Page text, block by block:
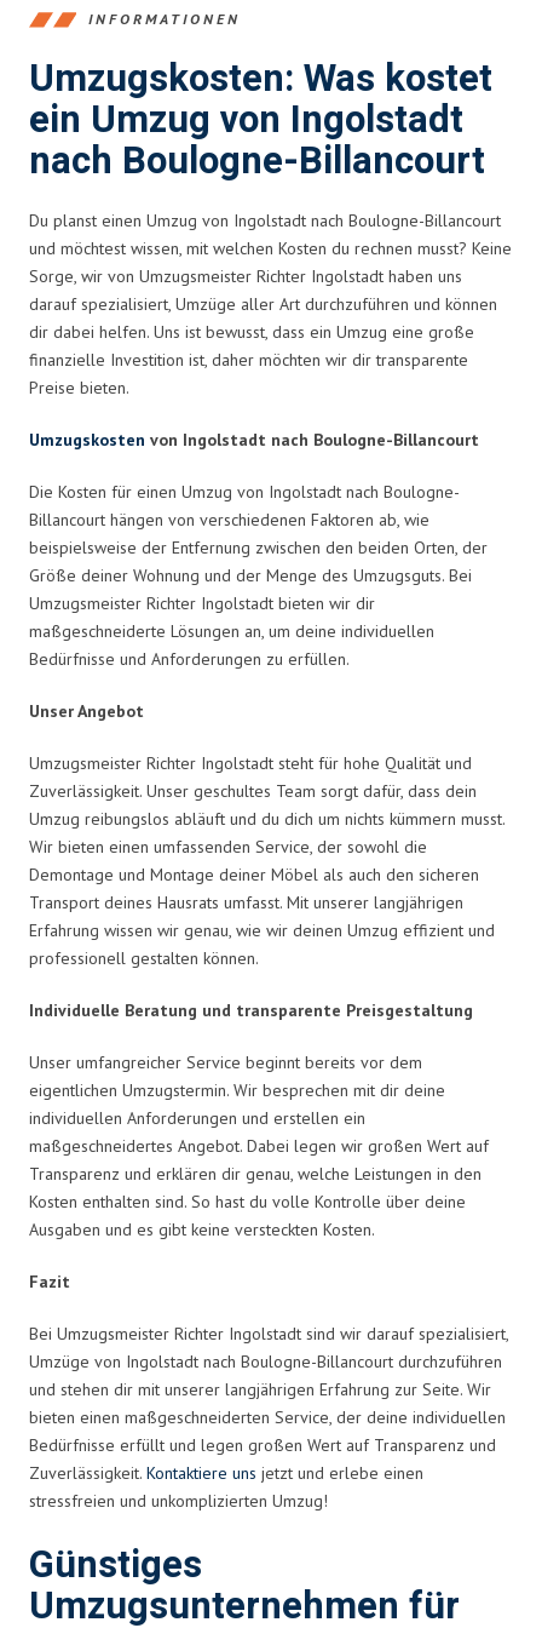
INFORMATIONEN
Umzugskosten: Was kostet
ein Umzug von Ingolstadt
nach Boulogne-Billancourt
Du planst einen Umzug von Ingolstadt nach Boulogne-Billancourt
und möchtest wissen, mit welchen Kosten du rechnen musst? Keine
Sorge, wir von Umzugsmeister Richter Ingolstadt haben uns
darauf spezialisiert, Umzüge aller Art durchzuführen und können
dir dabei helfen. Uns ist bewusst, dass ein Umzug eine große
finanzielle Investition ist, daher möchten wir dir transparente
Preise bieten.
Umzugskosten von Ingolstadt nach Boulogne-Billancourt
Die Kosten für einen Umzug von Ingolstadt nach Boulogne-
Billancourt hängen von verschiedenen Faktoren ab, wie
beispielsweise der Entfernung zwischen den beiden Orten, der
Größe deiner Wohnung und der Menge des Umzugsguts. Bei
Umzugsmeister Richter Ingolstadt bieten wir dir
maßgeschneiderte Lösungen an, um deine individuellen
Bedürfnisse und Anforderungen zu erfüllen.
Unser Angebot
Umzugsmeister Richter Ingolstadt steht für hohe Qualität und
Zuverlässigkeit. Unser geschultes Team sorgt dafür, dass dein
Umzug reibungslos abläuft und du dich um nichts kümmern musst.
Wir bieten einen umfassenden Service, der sowohl die
Demontage und Montage deiner Möbel als auch den sicheren
Transport deines Hausrats umfasst. Mit unserer langjährigen
Erfahrung wissen wir genau, wie wir deinen Umzug effizient und
professionell gestalten können.
Individuelle Beratung und transparente Preisgestaltung
Unser umfangreicher Service beginnt bereits vor dem
eigentlichen Umzugstermin. Wir besprechen mit dir deine
individuellen Anforderungen und erstellen ein
maßgeschneidertes Angebot. Dabei legen wir großen Wert auf
Transparenz und erklären dir genau, welche Leistungen in den
Kosten enthalten sind. So hast du volle Kontrolle über deine
Ausgaben und es gibt keine versteckten Kosten.
Fazit
Bei Umzugsmeister Richter Ingolstadt sind wir darauf spezialisiert,
Umzüge von Ingolstadt nach Boulogne-Billancourt durchzuführen
und stehen dir mit unserer langjährigen Erfahrung zur Seite. Wir
bieten einen maßgeschneiderten Service, der deine individuellen
Bedürfnisse erfüllt und legen großen Wert auf Transparenz und
Zuverlässigkeit. Kontaktiere uns jetzt und erlebe einen
stressfreien und unkomplizierten Umzug!
Günstiges
Umzugsunternehmen für